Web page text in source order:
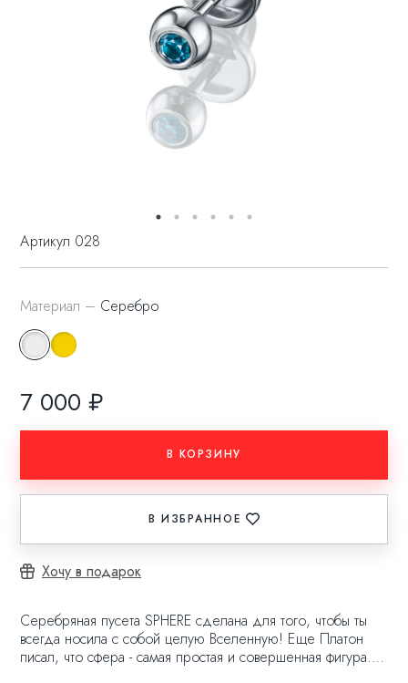
Артикул 028
Материал – Серебро
7 000 ₽
В КОРЗИНУ
В ИЗБРАННОЕ
Хочу в подарок
Серебряная пусета SPHERE сделана для того, чтобы ты
всегда носила с собой целую Вселенную! Еще Платон
писал, что сфера - самая простая и совершенная фигура.